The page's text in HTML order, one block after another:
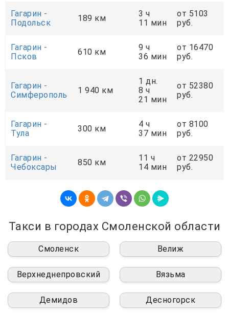
Гагарин -
Подольск
189 км
3 ч
11 мин
от 5103
руб.
Гагарин -
Псков
610 км
9 ч
36 мин
от 16470
руб.
Гагарин -
Симферополь
1 940 км
1 дн.
8 ч
21 мин
от 52380
руб.
Гагарин -
Тула
300 км
4 ч
37 мин
от 8100
руб.
Гагарин -
Чебоксары
850 км
11 ч
14 мин
от 22950
руб.
Такси в городах Смоленской области
Смоленск Велиж
Верхнеднепровский Вязьма
Демидов Десногорск